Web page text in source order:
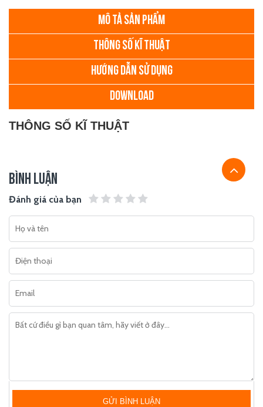
MÔ TẢ SẢN PHẨM
THÔNG SỐ KĨ THUẬT
HƯỚNG DẪN SỬ DỤNG
DOWNLOAD
THÔNG SỐ KĨ THUẬT
BÌNH LUẬN
Đánh giá của bạn
GỬI BÌNH LUẬN